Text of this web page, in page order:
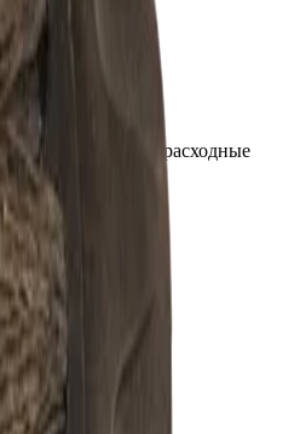
оборудование и расходные